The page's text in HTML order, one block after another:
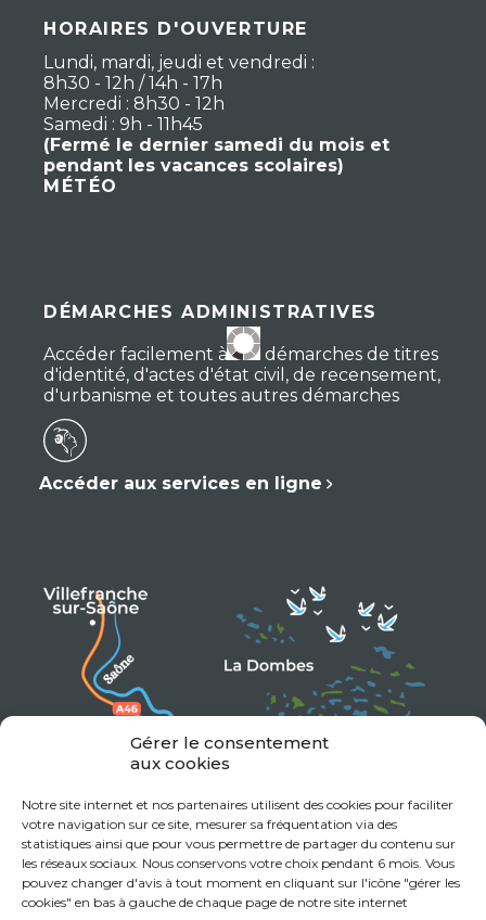
Gérer le consentement
aux cookies
Notre site internet et nos partenaires utilisent des cookies pour faciliter
votre navigation sur ce site, mesurer sa fréquentation via des
statistiques ainsi que pour vous permettre de partager du contenu sur
les réseaux sociaux. Nous conservons votre choix pendant 6 mois. Vous
pouvez changer d'avis à tout moment en cliquant sur l'icône "gérer les
cookies" en bas à gauche de chaque page de notre site internet
HORAIRES D'OUVERTURE
Lundi, mardi, jeudi et vendredi :
8h30 - 12h / 14h - 17h
Mercredi : 8h30 - 12h
Samedi : 9h - 11h45
(Fermé le dernier samedi du mois et
pendant les vacances scolaires)
MÉTÉO
DÉMARCHES ADMINISTRATIVES
Accéder facilement à vos démarches de titres
d'identité, d'actes d'état civil, de recensement,
d'urbanisme et toutes autres démarches
Accéder aux services en ligne